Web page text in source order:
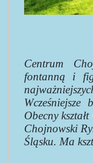
Centrum
fontanną i
Wcześniejsze
Obecny
Chojnowski
Śląsku. Ma